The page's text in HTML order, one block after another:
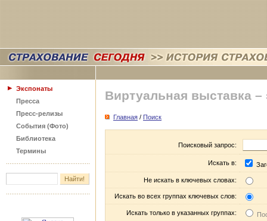
Экспонаты
Пресса
Пресс-релизы
События (Фото)
Библиотека
Термины
Виртуальная выставка –
Главная / Поиск
Поисковый запрос:
Искать в:
Не искать в ключевых словах:
Искать во всех группах ключевых слов:
Искать только в указанных группах: